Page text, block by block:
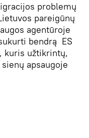
problemų
pareigūnų
agentūroje
bendrą ES
kuris užtikrintų,
apsaugoje